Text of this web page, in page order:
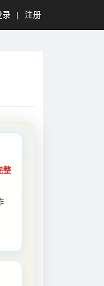
录 | 注册
整